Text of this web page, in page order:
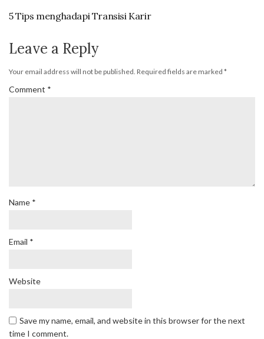
5 Tips menghadapi Transisi Karir
Leave a Reply
Your email address will not be published. Required fields are marked *
Comment *
Name *
Email *
Website
Save my name, email, and website in this browser for the next
time I comment.